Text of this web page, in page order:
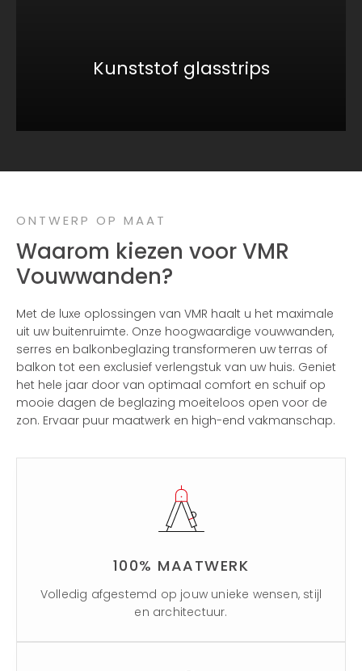
Kunststof glasstrips
ONTWERP OP MAAT
Waarom kiezen voor VMR
Vouwwanden?
Met de luxe oplossingen van VMR haalt u het maximale
uit uw buitenruimte. Onze hoogwaardige vouwwanden,
serres en balkonbeglazing transformeren uw terras of
balkon tot een exclusief verlengstuk van uw huis. Geniet
het hele jaar door van optimaal comfort en schuif op
mooie dagen de beglazing moeiteloos open voor de
zon. Ervaar puur maatwerk en high-end vakmanschap.
100% MAATWERK
Volledig afgestemd op jouw unieke wensen, stijl
en architectuur.